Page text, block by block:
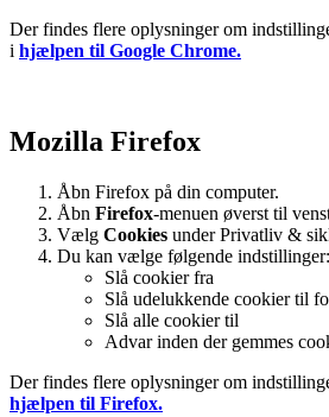
Der findes flere oplysninger om
i hjælpen til Google Chrome.
Mozilla Firefox
Åbn Firefox på din computer.
Åbn Firefox-menuen øverst til
Vælg Cookies under Privatliv &
Du kan vælge følgende indstillinger:
Slå cookier fra
Slå udelukkende cookier til
Slå alle cookier til
Advar inden der gemmes
Der findes flere oplysninger om
hjælpen til Firefox.